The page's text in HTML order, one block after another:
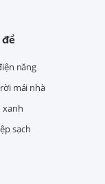
năng
mái nhà
xanh
sạch